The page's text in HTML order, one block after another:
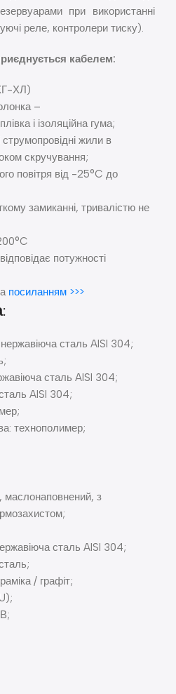
при використанні
реле, контролери тиску).
кабелем:
ХЛ)
–
і ізоляційна гума;
струмопровідні жили в
скручування;
повітря від -25°C до
замиканні, тривалістю не
потужності
посиланням >>>
сталь AISI 304;
сталь AISI 304;
AISI 304;
технополимер;
маслонаповнений, з
сталь AISI 304;
/ графіт;